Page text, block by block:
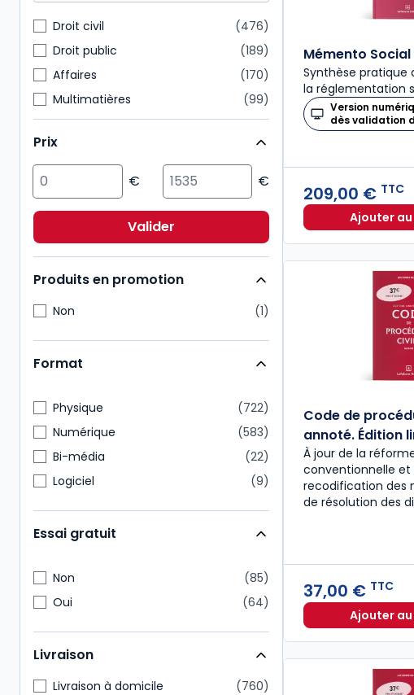
Droit civil
476
Droit public
189
Affaires
170
Multimatières
99
Social
99
Sciences politiques et sociales
98
92
Fiscal
85
Immobilier
54
Prix
Valider
Produits en promotion
Non 1
Format
Physique
722
Numérique
583
Bi-média
22
Logiciel
9
Essai gratuit
Non
85
Oui
64
Livraison
Livraison à domicile
760
Mémento
Synthèse pratique
la réglementation
Version
dès validation
209,00 € TTC
Ajouter
Code de
annoté. Édition
À jour de la
conventionnelle et
recodification des
de résolution des
37,00 € TTC
Ajouter